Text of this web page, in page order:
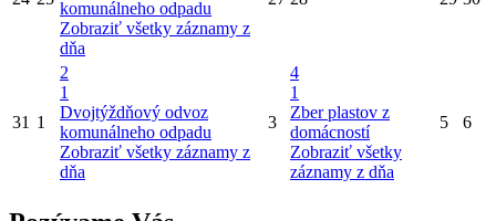
komunálneho odpadu
Zobraziť všetky záznamy z
dňa
31 1
2
1
Dvojtýždňový odvoz
komunálneho odpadu
Zobraziť všetky záznamy z
dňa
3
4
1
Zber plastov z
domácností
Zobraziť všetky
záznamy z dňa
5 6